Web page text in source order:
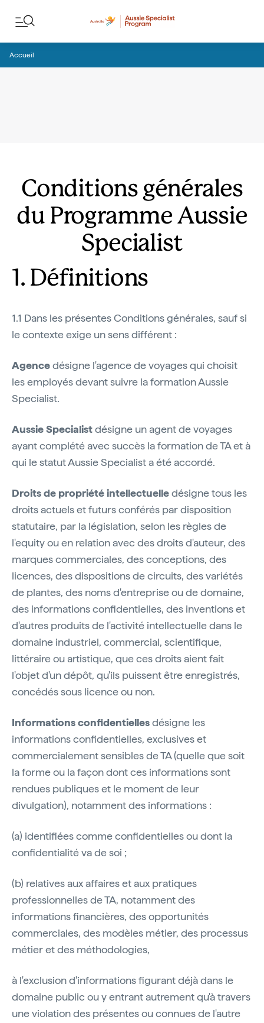
Accueil
Conditions générales
du Programme Aussie
Specialist
1. Définitions
1.1 Dans les présentes Conditions générales, sauf si
le contexte exige un sens différent :
Agencedésigne l'agence de voyages qui choisit
les employés devant suivre la formation Aussie
Specialist.
Aussie Specialistdésigne un agent de voyages
ayant complété avec succès la formation de TA et à
qui le statut Aussie Specialist a été accordé.
Droits de propriété intellectuelledésigne tous les
droits actuels et futurs conférés par disposition
statutaire, par la législation, selon les règles de
l'equity ou en relation avec des droits d'auteur, des
marques commerciales, des conceptions, des
licences, des dispositions de circuits, des variétés
de plantes, des noms d'entreprise ou de domaine,
des informations confidentielles, des inventions et
d'autres produits de l'activité intellectuelle dans le
domaine industriel, commercial, scientifique,
littéraire ou artistique, que ces droits aient fait
l'objet d'un dépôt, qu'ils puissent être enregistrés,
concédés sous licence ou non.
Informations confidentiellesdésigne les
informations confidentielles, exclusives et
commercialement sensibles de TA (quelle que soit
la forme ou la façon dont ces informations sont
rendues publiques et le moment de leur
divulgation), notamment des informations :
(a) identifiées comme confidentielles ou dont la
confidentialité va de soi ;
(b) relatives aux affaires et aux pratiques
professionnelles de TA, notamment des
informations financières, des opportunités
commerciales, des modèles métier, des processus
métier et des méthodologies,
à l'exclusion d'informations figurant déjà dans le
domaine public ou y entrant autrement qu'à travers
une violation des présentes ou connues de l'autre